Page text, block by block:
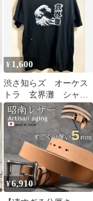
¥ 1,600
渋さ知らズ オーケス
トラ 玄界灘 シャツ
PRINTSTAR シャツ M
¥6,910